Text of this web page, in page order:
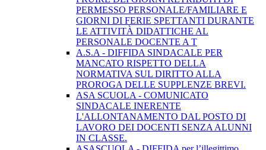
PERMESSO PERSONALE/FAMILIARE E
GIORNI DI FERIE SPETTANTI DURANTE
LE ATTIVITÀ DIDATTICHE AL
PERSONALE DOCENTE A T
A.S.A - DIFFIDA SINDACALE PER
MANCATO RISPETTO DELLA
NORMATIVA SUL DIRITTO ALLA
PROROGA DELLE SUPPLENZE BREVI.
ASA SCUOLA - COMUNICATO
SINDACALE INERENTE
L'ALLONTANAMENTO DAL POSTO DI
LAVORO DEI DOCENTI SENZA ALUNNI
IN CLASSE.